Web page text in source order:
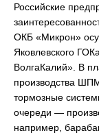
Российские
ОКБ «Микрон»
Яковлевского
ВолгаКалий». В
производства
тормозные
очереди —
например,